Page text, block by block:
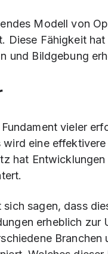
Modell von
Diese Fähigkeit
und Bildgebung
vieler
eine
hat
sich sagen, dass
erheblich